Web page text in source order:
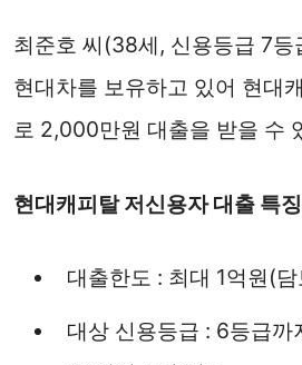
최준호 씨(38세, 신용등급 7
현대차를 보유하고 있어 현대
로 2,000만원 대출을 받을 수
현대캐피탈 저신용자 대출 특징
대출한도 : 최대 1억원(
대상 신용등급 : 6등급까